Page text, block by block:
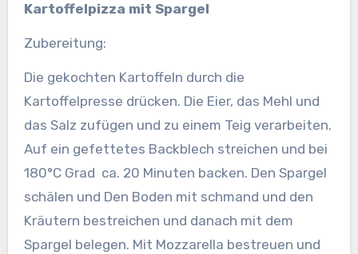
Kartoffelpizza mit Spargel
Zubereitung:
Die gekochten Kartoffeln durch die
Kartoffelpresse drücken. Die Eier, das Mehl und
das Salz zufügen und zu einem Teig verarbeiten.
Auf ein gefettetes Backblech streichen und bei
180°C Grad ca. 20 Minuten backen. Den Spargel
schälen und Den Boden mit schmand und den
Kräutern bestreichen und danach mit dem
Spargel belegen. Mit Mozzarella bestreuen und